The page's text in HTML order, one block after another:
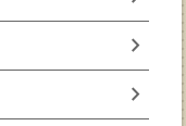
chevron_right
chevron_right